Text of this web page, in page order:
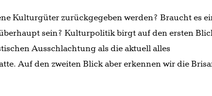
Kulturgüter zurückgegeben werden? Braucht es
sein? Kulturpolitik birgt auf den ersten
Ausschlachtung als die aktuell alles
Auf den zweiten Blick aber erkennen wir die